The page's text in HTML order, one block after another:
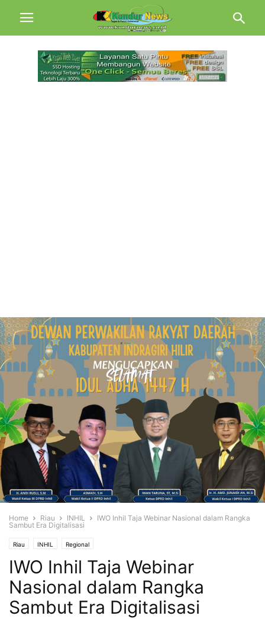
Home Riau INHIL
IWO Inhil Taja Webinar Nasional dalam Rangka
Sambut Era Digitalisasi
Riau INHIL Regional
IWO Inhil Taja Webinar
Nasional dalam Rangka
Sambut Era Digitalisasi